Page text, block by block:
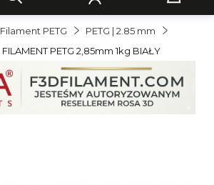
Filament PETG
PETG | 2.85 mm
FILAMENT PETG 2,85mm 1kg BIAŁY